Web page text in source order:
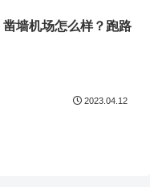
墙机场怎么样？跑路
2023.04.12